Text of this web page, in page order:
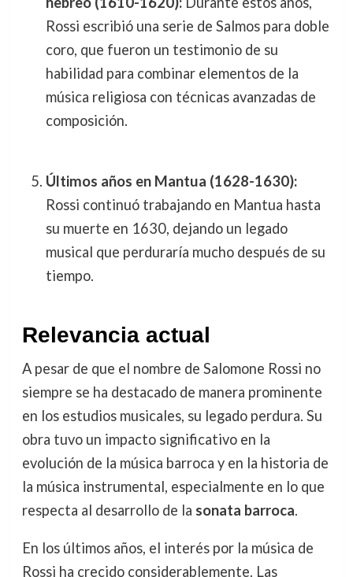
Rossi escribió una serie de Salmos para doble
coro, que fueron un testimonio de su
habilidad para combinar elementos de la
música religiosa con técnicas avanzadas de
composición.
Últimos años en Mantua (1628-1630):
Rossi continuó trabajando en Mantua hasta
su muerte en 1630, dejando un legado
musical que perduraría mucho después de su
tiempo.
Relevancia actual
A pesar de que el nombre de Salomone Rossi no
siempre se ha destacado de manera prominente
en los estudios musicales, su legado perdura. Su
obra tuvo un impacto significativo en la
evolución de la música barroca y en la historia de
la música instrumental, especialmente en lo que
respecta al desarrollo de la sonata barroca.
En los últimos años, el interés por la música de
Rossi ha crecido considerablemente. Las